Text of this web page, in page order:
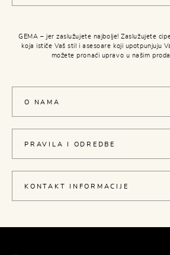
GEMA – jer zaslužujete najbolje! Zaslužujete
koja ističe Vaš stil i asesoare koji upotpunjuju
možete pronaći upravo u našim
O NAMA
PRAVILA I ODREDBE
KONTAKT INFORMACIJE